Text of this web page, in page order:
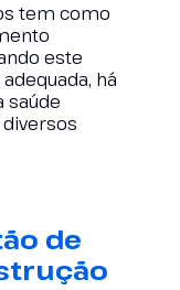
tem como
este
há
saúde
de